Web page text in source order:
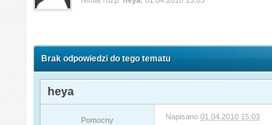
Brak odpowiedzi do tego tematu
heya
Pomocny Napisano01.04.2010 15:03